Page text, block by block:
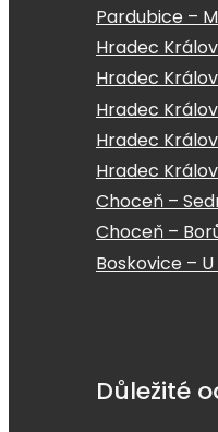
Pardubice –
Hradec
Hradec
Hradec
Hradec
Hradec
Choceň –
Choceň –
Boskovice –
Důležité